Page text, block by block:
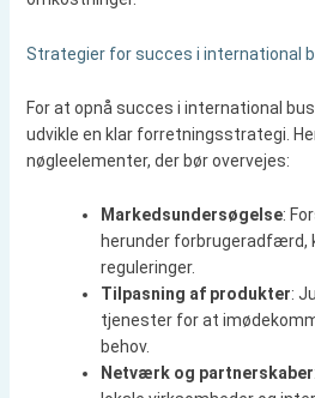
Strategier for succes i international
For at opnå succes i international
udvikle en klar forretningsstrategi.
nøgleelementer, der bør overvejes:
Markedsundersøgelse:
herunder forbrugeradfærd,
reguleringer.
Tilpasning af produkter:
tjenester for at
behov.
Netværk og partnerskaber